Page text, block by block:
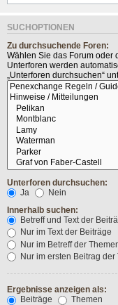
SUCHOPTIONEN
Zu durchsuchende Foren:
Wählen Sie das Forum oder
Unterforen werden
„Unterforen durchsuchen“
Unterforen durchsuchen:
Ja
Nein
Innerhalb suchen:
Betreff und Text der
Nur im Text der Beiträge
Nur im Betreff der
Nur im ersten Beitrag der
Ergebnisse anzeigen als:
Beiträge
Themen